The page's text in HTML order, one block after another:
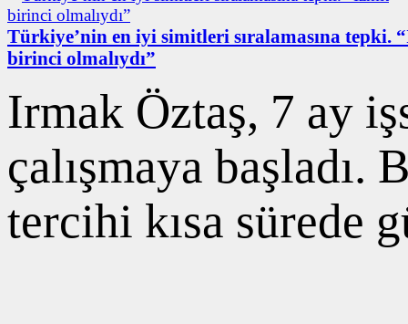
Türkiye’nin en iyi simitleri sıralamasına tepki.
birinci olmalıydı”
Irmak Öztaş, 7 ay
çalışmaya başladı.
tercihi kısa sürede